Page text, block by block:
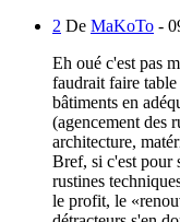
2 De MaKoTo -
Eh oué c'est pas
faudrait faire
bâtiments en
(agencement des
architecture,
Bref, si c'est pour
rustines
le profit, le